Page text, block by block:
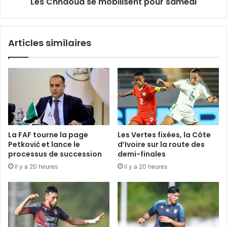
Articles similaires
La FAF tourne la page
Petković et lance le
processus de succession
il y a 20 heures
Les Vertes fixées, la Côte
d’Ivoire sur la route des
demi-finales
il y a 20 heures